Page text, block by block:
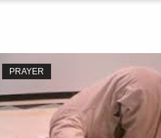
PRAYER